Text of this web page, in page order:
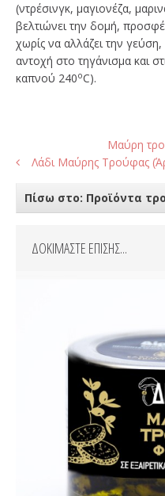
(ντρέσινγκ, μαγιονέζα,
βελτιώνει την δομή,
χωρίς να αλλάζει την
αντοχή στο τηγάνισμα και
καπνού 240oC).
Μαύρη
Λάδι Μαύρης Τρούφας
Πίσω στο: Προϊόντα
ΔΟΚΙΜΑΣΤΕ ΕΠΙΣΗΣ...